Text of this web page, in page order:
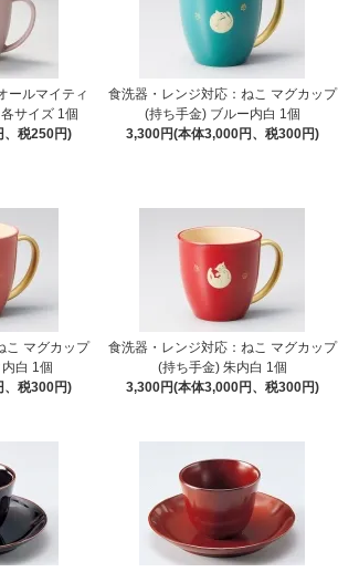
ールマイティ
サイズ 1個
、税250円)
食洗器・レンジ対応：ねこ マグカップ
(持ち手金) ブルー内白 1個
3,300円(本体3,000円、税300円)
こ マグカップ
白 1個
、税300円)
食洗器・レンジ対応：ねこ マグカップ
(持ち手金) 朱内白 1個
3,300円(本体3,000円、税300円)